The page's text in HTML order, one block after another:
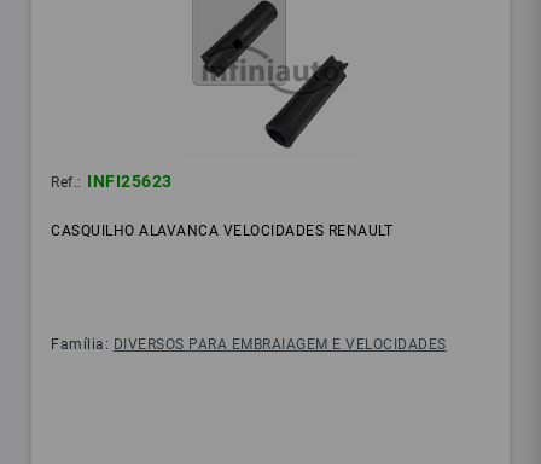
Ref.: INFI25623
CASQUILHO ALAVANCA VELOCIDADES RENAULT
Família: DIVERSOS PARA EMBRAIAGEM E VELOCIDADES